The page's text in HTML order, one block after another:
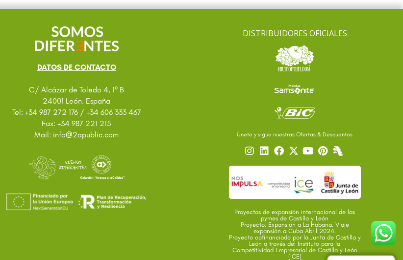
DATOS DE CONTACTO
C/ Alcázar de Toledo 4, 1º B
24001 León. España
Tel: +34 987 272 176 / +34 606 333 467
Fax: +34 987 221 215
Mail: info@2apublic.com
DISTRIBUIDORES OFICIALES
Únete y sigue nuestras Ofertas & Descuentos
Proyectos de expansión internacional de las
pymes de Castilla y León
Proyecto: Expansión a La Habana. Viaje
expansión a Cuba Abril 2024.
Proyecto cofinanciado por la Junta de Castilla y
León a través del Instituto para la
Competitividad Empresarial de Castilla y León
(ICE)